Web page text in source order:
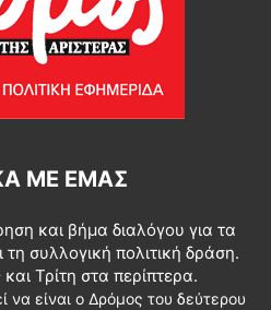
ΜΕ ΕΜΆΣ
και βήμα διαλόγου για τα
συλλογική πολιτική δράση.
Τρίτη στα περίπτερα.
να είναι ο Δρόμος του δεύτερου